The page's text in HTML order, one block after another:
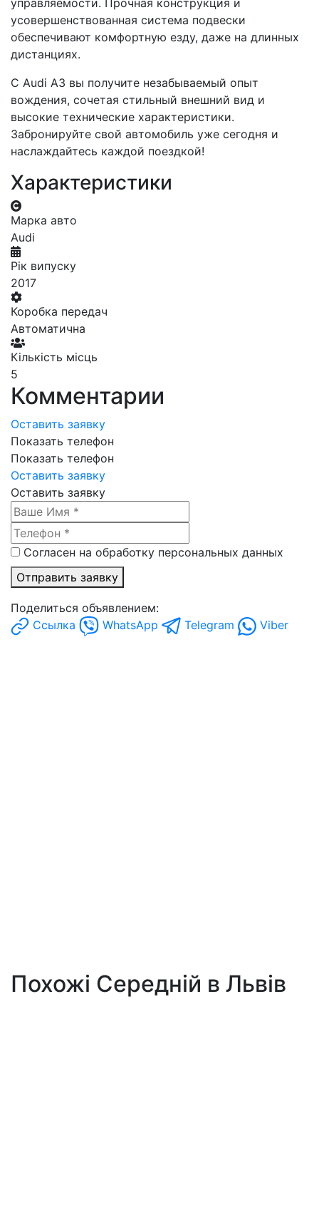
усовершенствованная система подвески
обеспечивают комфортную езду, даже на длинных
дистанциях.
С Audi A3 вы получите незабываемый опыт
вождения, сочетая стильный внешний вид и
высокие технические характеристики.
Забронируйте свой автомобиль уже сегодня и
наслаждайтесь каждой поездкой!
Характеристики
Марка авто
Audi
Рік випуску
2017
Коробка передач
Автоматична
Кількість місць
5
Комментарии
Оставить заявку
Показать телефон
Показать телефон
Оставить заявку
Оставить заявку
Согласен на обработку персональных данных
Отправить заявку
Поделиться объявлением:
Ссылка
WhatsApp Telegram Viber
Похожі Середній в Львів